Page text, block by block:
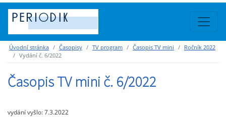
Úvodní stránka Časopisy TV program Časopis TV mini
Ročník 2022
Vydání č. 6/2022
Časopis TV mini č. 6/2022
vydání vyšlo: 7.3.2022